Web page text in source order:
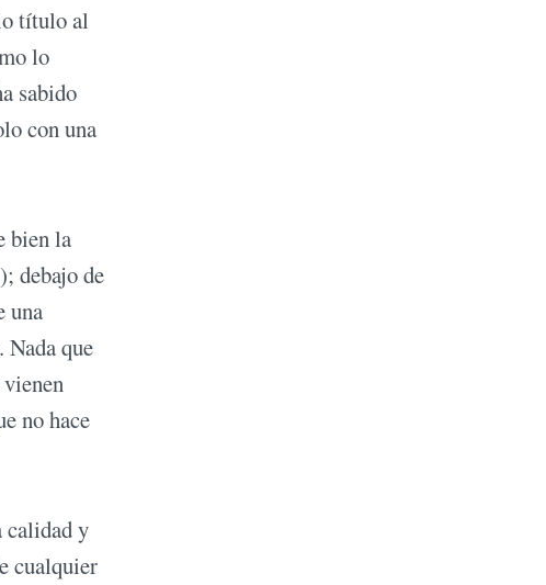
título al
lo
sabido
con una
bien la
debajo de
una
que
no hace
calidad y
cualquier